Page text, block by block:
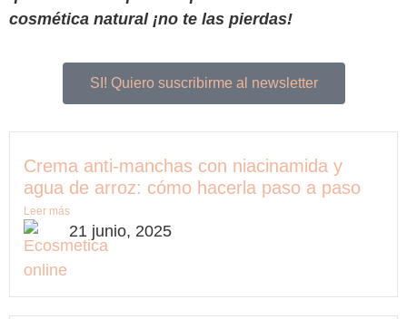
cosmética natural ¡no te las pierdas!
SI! Quiero suscribirme al newsletter
Crema anti-manchas con niacinamida y
agua de arroz: cómo hacerla paso a paso
Leer más
21 junio, 2025